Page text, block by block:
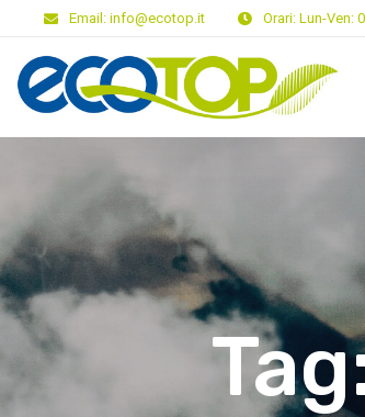
Email: info@ecotop.it Orari: Lun-Ven: